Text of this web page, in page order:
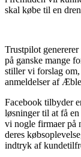
skal købe til en
Trustpilot
på ganske mange
stiller vi forslag
anmeldelser af
Facebook tilbyder
løsninger til at få
vi nogle firmaer på
deres
indtryk af